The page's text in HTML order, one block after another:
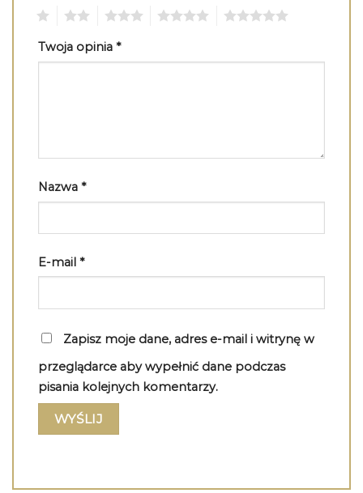
Twoja opinia *
Nazwa *
E-mail *
Zapisz moje dane, adres e-mail i witrynę w
przeglądarce aby wypełnić dane podczas
pisania kolejnych komentarzy.